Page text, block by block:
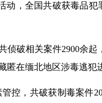
，全国共破获毒品
破相关案件2900余起
在缅北地区涉毒逃犯
控，共破获制毒案件